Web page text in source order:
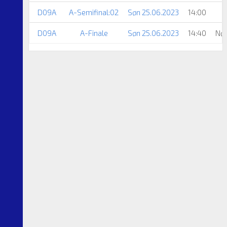
D09A A-Semifinal:02 Søn 25.06.2023 14:00
D09A A-Finale Søn 25.06.2023 14:40